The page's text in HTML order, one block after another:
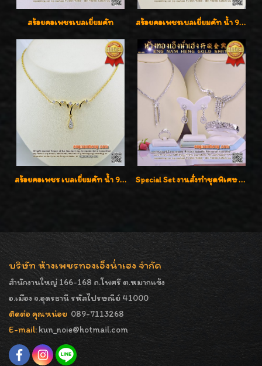
สร้อยคอเพชรเบลเยี่ยมคัท สร้อยคอเพชรเบลเยี่ยมคัท น้ำ 99% E-Color / VVS น้ำหนักเพชรรวม 16.05 กะรัต
สร้อยคอเพชร เบลเยี่ยมคัท น้ำ 98% F-Color/VVS รูปแบบหวานใส่สวยดูดีน่ารักสุดๆค่ะ Special Set งานสั่งทำชุดพิเศษ เพชรคัดทุกชิ้น สวยหรูหรา ราคามิตรภาพค่ะ
บริษัท ห้างเพชรทองเอ็งน่ำเฮง จำกัด
สำนักงานใหญ่ 166-168 ถ.โพศรี ต.หมากแข้ง
อ.เมือง จ.อุดรธานี รหัสไปรษณีย์ 41000
ติดต่อ คุณหน่อย 089-7113268
E-mail: kun_noie@hotmail.com